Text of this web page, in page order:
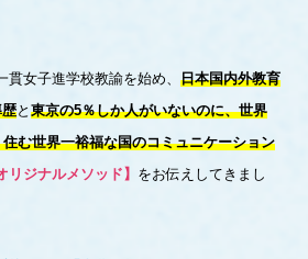
女子進学校教諭を始め、 日本国内外教育
と 東京の5％しか人がいないのに、世界
む世界一裕福な国のコミュニケーション
リジナルメソッド】 をお伝えしてきまし